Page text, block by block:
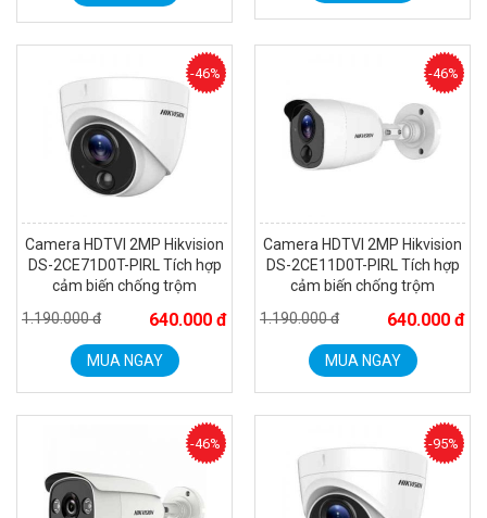
Camera HDTVI 2MP Hikvision
DS-2CE71D0T-PIRL Tích hợp
cảm biến chống trộm
1.190.000 đ
640.000 đ
-46%
MUA NGAY
Camera HDTVI 2MP Hikvision
DS-2CE11D0T-PIRL Tích hợp
cảm biến chống trộm
1.190.000 đ
640.000 đ
-46%
MUA NGAY
-46% -95%